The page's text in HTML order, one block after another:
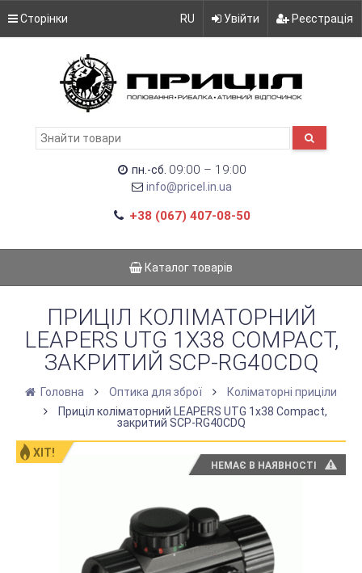
Сторінки RU Увійти Реєстрація
пн.-сб. 09:00 – 19:00
info@pricel.in.ua
+38 (067) 407-08-50
Каталог товарів
ПРИЦІЛ КОЛІМАТОРНИЙ
LEAPERS UTG 1Х38 COMPACT,
ЗАКРИТИЙ SCP-RG40CDQ
Головна Оптика для зброї
Коліматорні приціли
Приціл коліматорний LEAPERS UTG 1х38 Compact,
закритий SCP-RG40CDQ
ХІТ!
НЕМАЄ В НАЯВНОСТІ